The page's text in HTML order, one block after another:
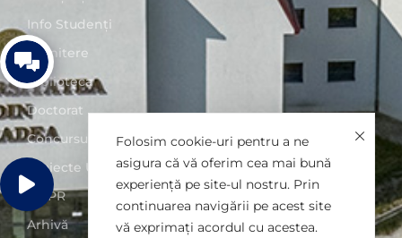
Info Studenți
Admitere
Biblioteca
Doctorat
Concursuri posturi
Proiecte UO
GDPR
Arhivă
Folosim cookie-uri pentru a ne
asigura că vă oferim cea mai bună
experiență pe site-ul nostru. Prin
continuarea navigării pe acest site
vă exprimați acordul cu acestea.